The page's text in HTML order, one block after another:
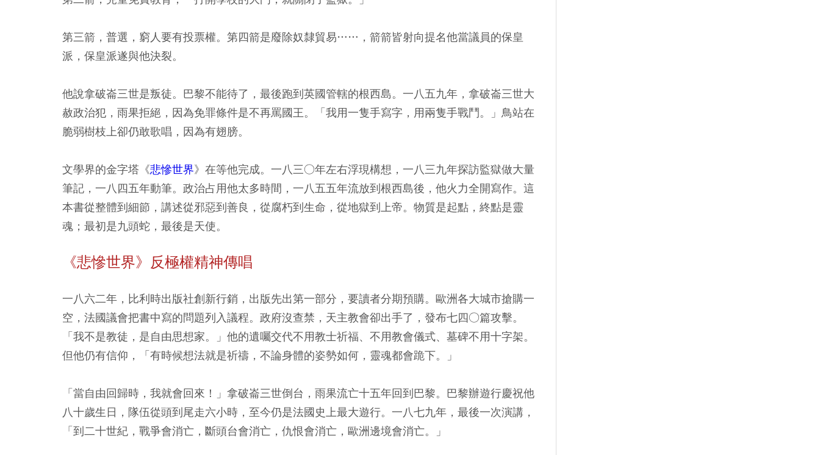
第三箭，普選，窮人要有投票權。第四箭是廢除奴隸貿易……，箭箭皆射向提名他當議員的保皇
派，保皇派遂與他決裂。
他說拿破崙三世是叛徒。巴黎不能待了，最後跑到英國管轄的根西島。一八五九年，拿破崙三世大
赦政治犯，雨果拒絕，因為免罪條件是不再罵國王。「我用一隻手寫字，用兩隻手戰鬥。」鳥站在
脆弱樹枝上卻仍敢歌唱，因為有翅膀。
文學界的金字塔《悲慘世界》在等他完成。一八三○年左右浮現構想，一八三九年探訪監獄做大量
筆記，一八四五年動筆。政治占用他太多時間，一八五五年流放到根西島後，他火力全開寫作。這
本書從整體到細節，講述從邪惡到善良，從腐朽到生命，從地獄到上帝。物質是起點，終點是靈
魂；最初是九頭蛇，最後是天使。
《悲慘世界》反極權精神傳唱
一八六二年，比利時出版社創新行銷，出版先出第一部分，要讀者分期預購。歐洲各大城市搶購一
空，法國議會把書中寫的問題列入議程。政府沒查禁，天主教會卻出手了，發布七四○篇攻擊。
「我不是教徒，是自由思想家。」他的遺囑交代不用教士祈福、不用教會儀式、墓碑不用十字架。
但他仍有信仰，「有時候想法就是祈禱，不論身體的姿勢如何，靈魂都會跪下。」
「當自由回歸時，我就會回來！」拿破崙三世倒台，雨果流亡十五年回到巴黎。巴黎辦遊行慶祝他
八十歲生日，隊伍從頭到尾走六小時，至今仍是法國史上最大遊行。一八七九年，最後一次演講，
「到二十世紀，戰爭會消亡，斷頭台會消亡，仇恨會消亡，歐洲邊境會消亡。」